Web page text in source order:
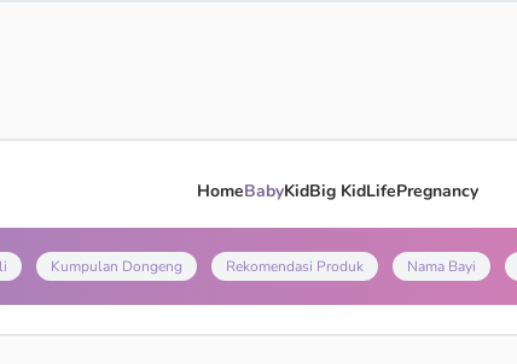
HomeBabyKidBig KidLifePregnancy
Kumpulan Dongeng Rekomendasi Produk Nama Bayi